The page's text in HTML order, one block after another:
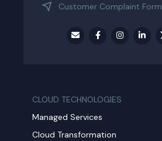
Customer Complaint Form
CLOUD TECHNOLOGIES
Managed Services
Cloud Transformation